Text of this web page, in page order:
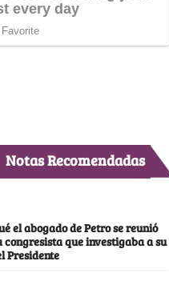
Notas Recomendadas
el abogado de Petro se reunió
congresista que investigaba a su
Presidente